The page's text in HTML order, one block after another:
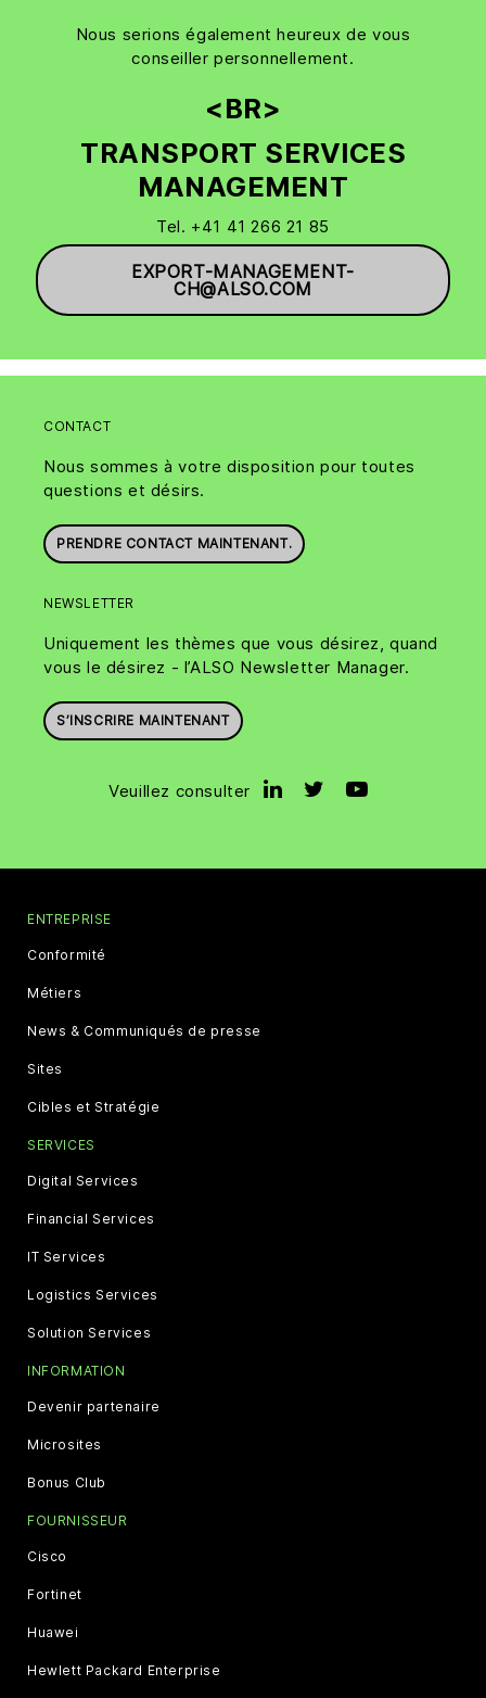
Nous serions également heureux de vous
conseiller personnellement.
<BR>
TRANSPORT SERVICES
MANAGEMENT
Tel. +41 41 266 21 85
EXPORT-MANAGEMENT-
CH@ALSO.COM
CONTACT
Nous sommes à votre disposition pour toutes
questions et désirs.
PRENDRE CONTACT MAINTENANT.
NEWSLETTER
Uniquement les thèmes que vous désirez, quand
vous le désirez - l’ALSO Newsletter Manager.
S’INSCRIRE MAINTENANT
Veuillez consulter
ENTREPRISE
Conformité
Métiers
News & Communiqués de presse
Sites
Cibles et Stratégie
SERVICES
Digital Services
Financial Services
IT Services
Logistics Services
Solution Services
INFORMATION
Devenir partenaire
Microsites
Bonus Club
FOURNISSEUR
Cisco
Fortinet
Huawei
Hewlett Packard Enterprise